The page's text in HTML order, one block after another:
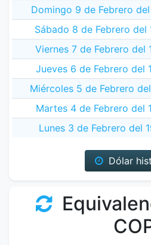
Domingo 9 de Febrero
Sábado 8 de Febrero del
Viernes 7 de Febrero del
Jueves 6 de Febrero del
Miércoles 5 de Febrero
Martes 4 de Febrero del
Lunes 3 de Febrero del
Dólar